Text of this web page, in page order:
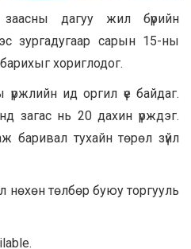
дагуу жил бүрийн
зургадугаар сарын 15-ны
барихыг хориглодог.
ид оргил үе байдаг.
загас нь 20 дахин үрждэг.
баривал тухайн төрөл зүйл
нөхөн төлбөр буюу торгууль